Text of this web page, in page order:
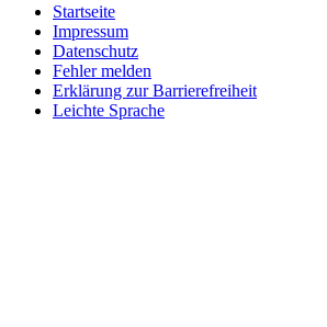
Startseite
Impressum
Datenschutz
Fehler melden
Erklärung zur Barrierefreiheit
Leichte Sprache